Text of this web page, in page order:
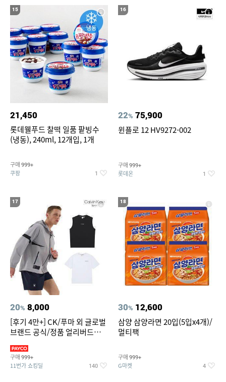
15
21,450
롯데웰푸드 찰떡 일품 팥빙수
(냉동), 240ml, 12개입, 1개
구매 999+
쿠팡 1
16
22% 75,900
윈플로 12 HV9272-002
구매 999+
롯데온 1
17
20% 8,000
[후기 4만+] CK/푸마 외 글로벌
브랜드 공식/정품 얼리버드
구매 999+
11번가 쇼킹딜 140
18
30% 12,600
삼양 삼양라면 20입(5입x4개)/
멀티팩
구매 999+
G마켓 4